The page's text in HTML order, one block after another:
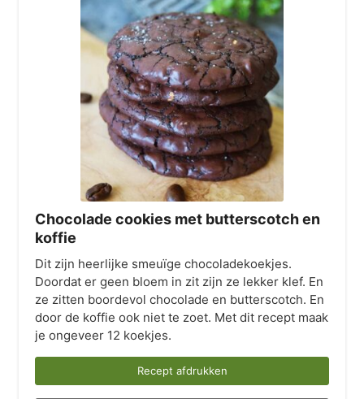
Chocolade cookies met butterscotch en
koffie
Dit zijn heerlijke smeuïge chocoladekoekjes.
Doordat er geen bloem in zit zijn ze lekker klef. En
ze zitten boordevol chocolade en butterscotch. En
door de koffie ook niet te zoet. Met dit recept maak
je ongeveer 12 koekjes.
Recept afdrukken